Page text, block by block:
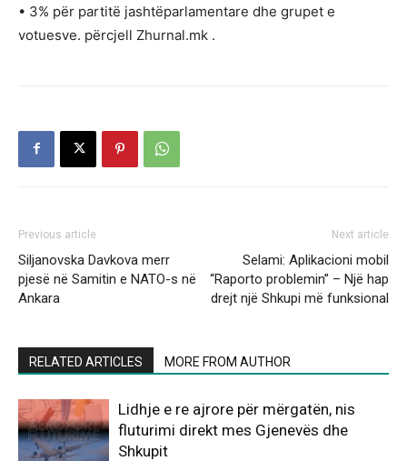
• 3% për partitë jashtëparlamentare dhe grupet e
votuesve. përcjell Zhurnal.mk .
Previous article
Siljanovska Davkova merr
pjesë në Samitin e NATO-s në
Ankara
Next article
Selami: Aplikacioni mobil
“Raporto problemin” – Një hap
drejt një Shkupi më funksional
RELATED ARTICLES MORE FROM AUTHOR
Lidhje e re ajrore për mërgatën, nis
fluturimi direkt mes Gjenevës dhe
Shkupit